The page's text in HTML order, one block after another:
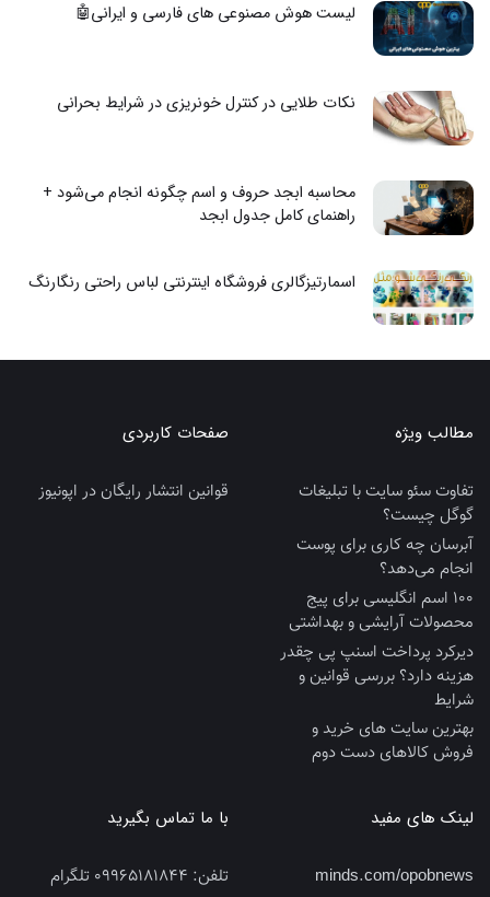
لیست هوش مصنوعی های فارسی و ایرانی🤖
نکات طلایی در کنترل خونریزی در شرایط بحرانی
محاسبه ابجد حروف و اسم چگونه انجام می‌شود +
راهنمای کامل جدول ابجد
اسمارتیزگالری فروشگاه اینترنتی لباس راحتی رنگارنگ
مطالب ویژه
تفاوت سئو سایت با تبلیغات
گوگل چیست؟
آبرسان چه کاری برای پوست
انجام می‌دهد؟
100 اسم انگلیسی برای پیج
محصولات آرایشی و بهداشتی
دیرکرد پرداخت اسنپ پی چقدر
هزینه دارد؟ بررسی قوانین و
شرایط
بهترین سایت‌ های خرید و
فروش کالاهای دست‌ دوم
صفحات کاربردی
قوانین انتشار رایگان در اپونیوز
لینک های مفید
minds.com/opobnews
با ما تماس بگیرید
تلفن: